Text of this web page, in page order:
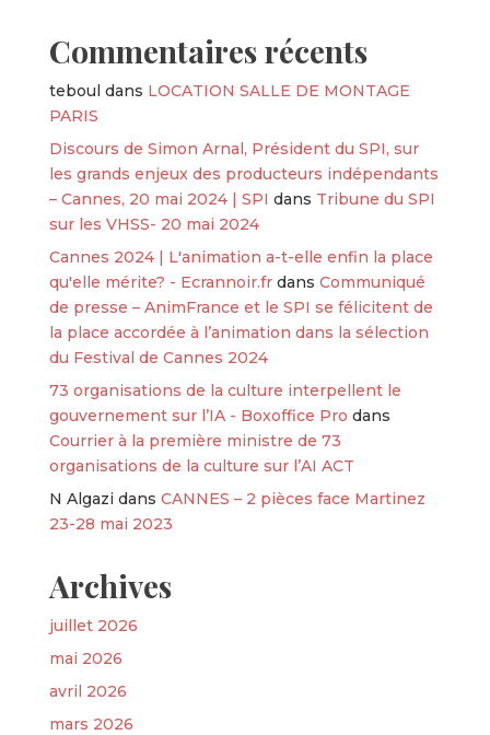
Commentaires récents
teboul dans LOCATION SALLE DE MONTAGE
PARIS
Discours de Simon Arnal, Président du SPI, sur
les grands enjeux des producteurs indépendants
– Cannes, 20 mai 2024 | SPI dans Tribune du SPI
sur les VHSS- 20 mai 2024
Cannes 2024 | L'animation a-t-elle enfin la place
qu'elle mérite? - Ecrannoir.frdans Communiqué
de presse – AnimFrance et le SPI se félicitent de
la place accordée à l’animation dans la sélection
du Festival de Cannes 2024
73 organisations de la culture interpellent le
gouvernement sur l’IA - Boxoffice Pro dans
Courrier à la première ministre de 73
organisations de la culture sur l’AI ACT
N Algazi dans CANNES – 2 pièces face Martinez
23-28 mai 2023
Archives
juillet 2026
mai 2026
avril 2026
mars 2026